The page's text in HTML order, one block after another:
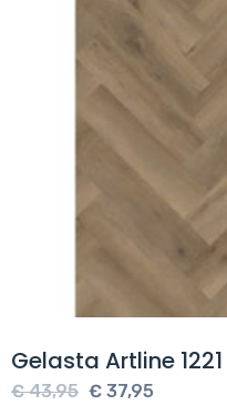
Gelasta Artline
€43,95 Oorspronkelijke
€ 37,95